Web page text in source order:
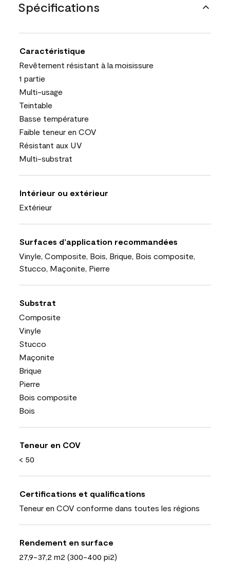
Spécifications
Caractéristique
Revêtement résistant à la moisissure
1 partie
Multi-usage
Teintable
Basse température
Faible teneur en COV
Résistant aux UV
Multi-substrat
Intérieur ou extérieur
Extérieur
Surfaces d’application recommandées
Vinyle, Composite, Bois, Brique, Bois composite,
Stucco, Maçonite, Pierre
Substrat
Composite
Vinyle
Stucco
Maçonite
Brique
Pierre
Bois composite
Bois
Teneur en COV
< 50
Certifications et qualifications
Teneur en COV conforme dans toutes les régions
Rendement en surface
27,9-37,2 m2 (300-400 pi2)